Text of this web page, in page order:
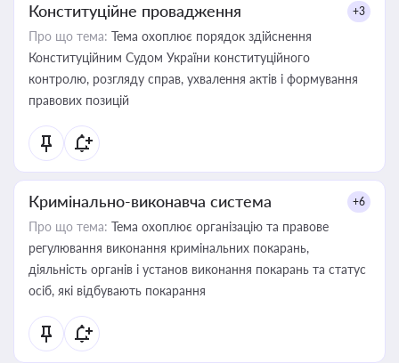
Конституційне провадження +3
Про що тема: Тема охоплює порядок здійснення
Конституційним Судом України конституційного
контролю, розгляду справ, ухвалення актів і формування
правових позицій
Кримінально-виконавча система +6
Про що тема: Тема охоплює організацію та правове
регулювання виконання кримінальних покарань,
діяльність органів і установ виконання покарань та статус
осіб, які відбувають покарання